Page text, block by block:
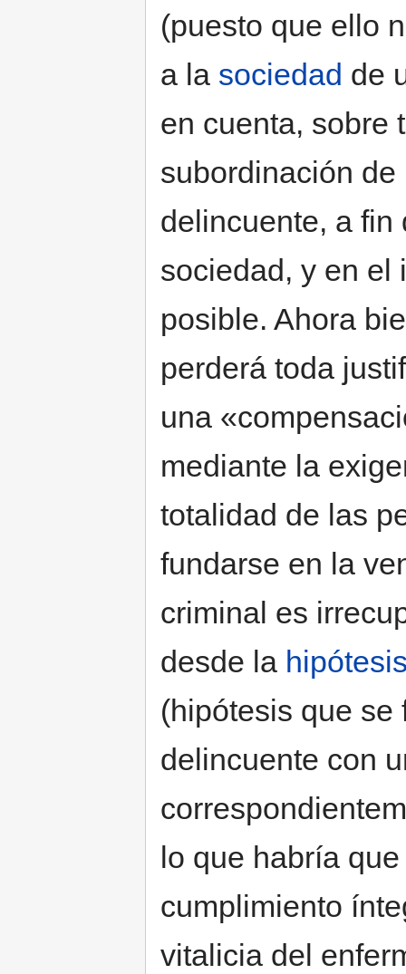
(puesto que ello
a la sociedad de
en cuenta, sobre
subordinación
delincuente, a fin
sociedad, y en el
posible. Ahora
perderá toda
una
mediante la
totalidad de las
fundarse en la
criminal es
desde la
(hipótesis que
delincuente con
lo que habría
cumplimiento
vitalicia del